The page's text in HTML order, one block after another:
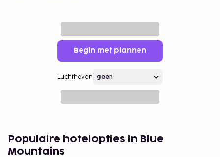
Begin met plannen
Luchthaven
Populaire hotelopties in Blue
Mountains